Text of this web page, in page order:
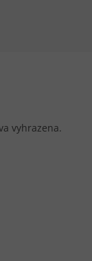
vyhrazena.